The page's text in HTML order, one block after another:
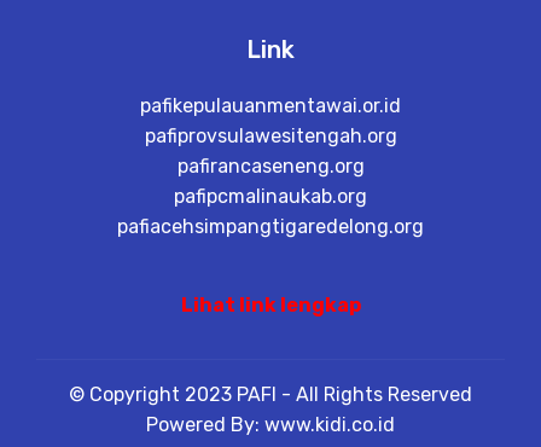
Link
pafikepulauanmentawai.or.id
pafiprovsulawesitengah.org
pafirancaseneng.org
pafipcmalinaukab.org
pafiacehsimpangtigaredelong.org
Lihat link lengkap
© Copyright 2023 PAFI - All Rights Reserved
Powered By: www.kidi.co.id